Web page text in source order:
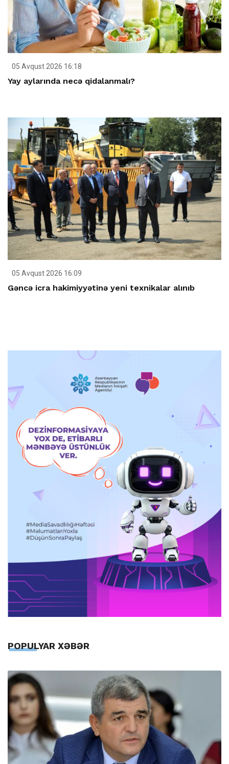
05 Avqust 2026 16:18
Yay aylarında necə qidalanmalı?
05 Avqust 2026 16:09
Gəncə icra hakimiyyətinə yeni texnikalar alınıb
POPULYAR XƏBƏR